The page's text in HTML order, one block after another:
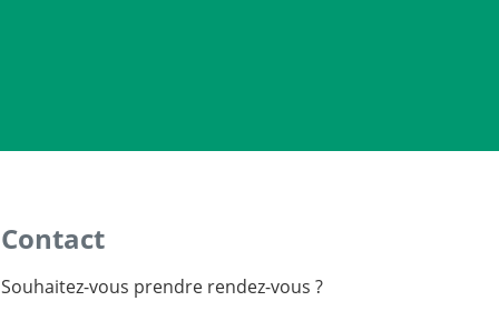
Contact
Souhaitez-vous prendre rendez-vous ?